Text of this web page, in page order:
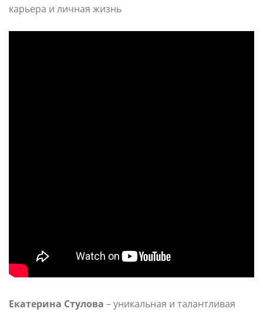
Екатерина Стулова – уникальная и талантливая